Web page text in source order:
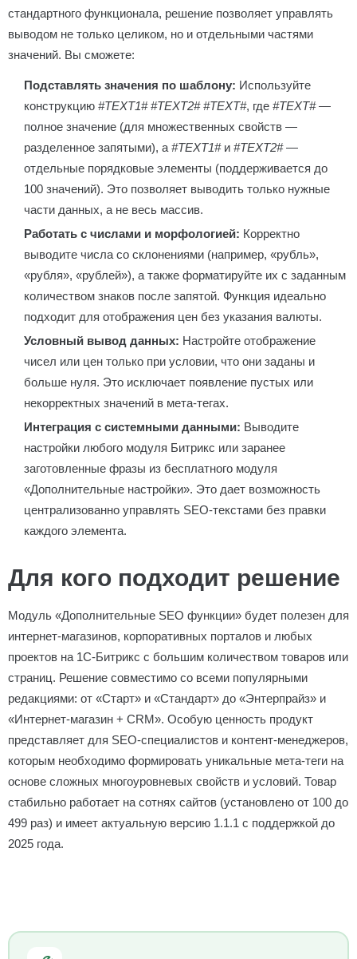
стандартного функционала, решение позволяет управлять
выводом не только целиком, но и отдельными частями
значений. Вы сможете:
Подставлять значения по шаблону: Используйте
конструкцию #TEXT1# #TEXT2# #TEXT#, где #TEXT#—
полное значение (для множественных свойств —
разделенное запятыми), а #TEXT1#и #TEXT2#—
отдельные порядковые элементы (поддерживается до
100 значений). Это позволяет выводить только нужные
части данных, а не весь массив.
Работать с числами и морфологией: Корректно
выводите числа со склонениями (например, «рубль»,
«рубля», «рублей»), а также форматируйте их с заданным
количеством знаков после запятой. Функция идеально
подходит для отображения цен без указания валюты.
Условный вывод данных: Настройте отображение
чисел или цен только при условии, что они заданы и
больше нуля. Это исключает появление пустых или
некорректных значений в мета-тегах.
Интеграция с системными данными: Выводите
настройки любого модуля Битрикс или заранее
заготовленные фразы из бесплатного модуля
«Дополнительные настройки». Это дает возможность
централизованно управлять SEO-текстами без правки
каждого элемента.
Для кого подходит решение
Модуль «Дополнительные SEO функции» будет полезен для
интернет-магазинов, корпоративных порталов и любых
проектов на 1С-Битрикс с большим количеством товаров или
страниц. Решение совместимо со всеми популярными
редакциями: от «Старт» и «Стандарт» до «Энтерпрайз» и
«Интернет-магазин + CRM». Особую ценность продукт
представляет для SEO-специалистов и контент-менеджеров,
которым необходимо формировать уникальные мета-теги на
основе сложных многоуровневых свойств и условий. Товар
стабильно работает на сотнях сайтов (установлено от 100 до
499 раз) и имеет актуальную версию 1.1.1 с поддержкой до
2025 года.